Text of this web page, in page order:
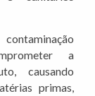
a
causando
primas,